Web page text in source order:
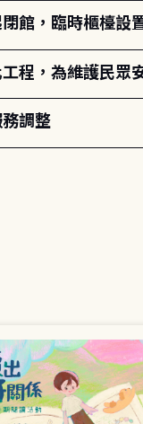
館，臨時櫃檯
程，為維護民眾
調整